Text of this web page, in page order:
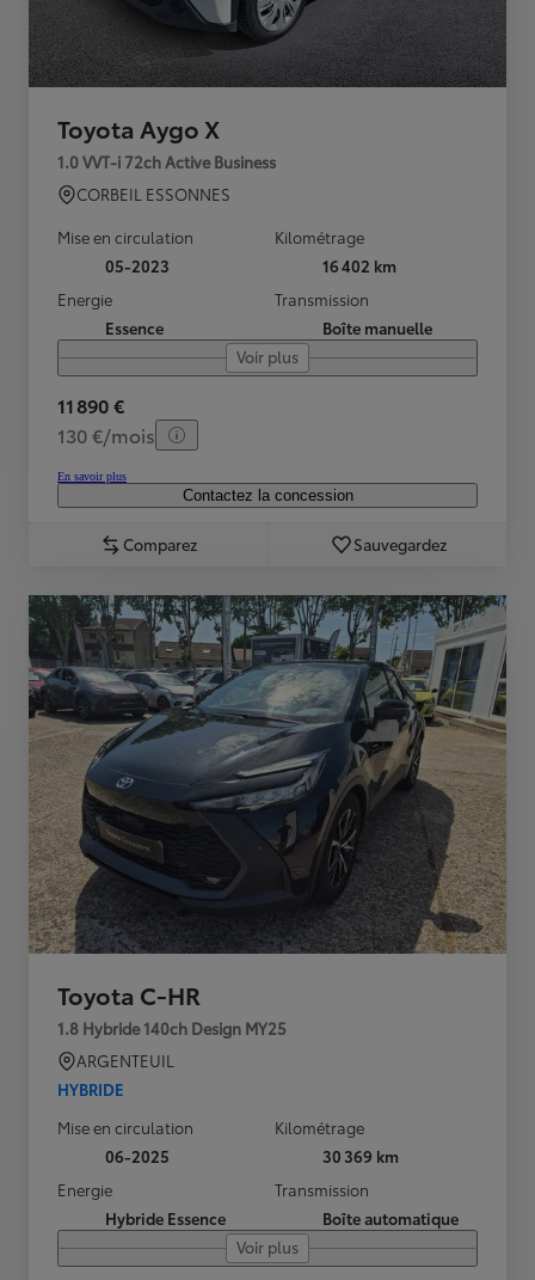
Toyota Aygo X
1.0 VVT-i 72ch Active Business
CORBEIL ESSONNES
Mise en circulation
05-2023
Kilométrage
16 402 km
Energie
Essence
Transmission
Boîte manuelle
Voir plus
11 890 €
130 €/mois
En savoir plus
Contactez la concession
Comparez Sauvegardez
Toyota C-HR
1.8 Hybride 140ch Design MY25
ARGENTEUIL
HYBRIDE
Mise en circulation
06-2025
Kilométrage
30 369 km
Energie
Hybride Essence
Transmission
Boîte automatique
Voir plus